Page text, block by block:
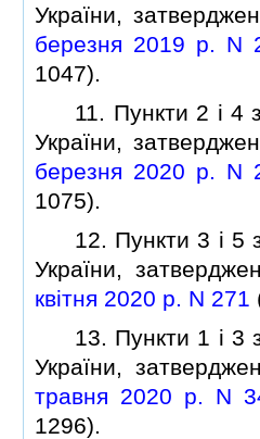
України,
березня 2019 р. N
1047).
11. Пункти 2 i 4
України,
березня 2020 р. N
1075).
12. Пункти 3 i 5
України,
квiтня 2020 р. N 271
13. Пункти 1 i 3
України,
травня 2020 р. N
1296).